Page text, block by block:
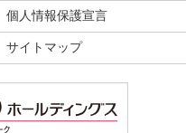
個人情報保護宣言
サイトマップ